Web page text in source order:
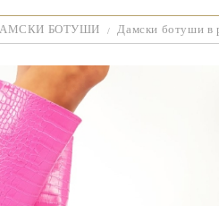
БОТУШИ Дамски ботуши в